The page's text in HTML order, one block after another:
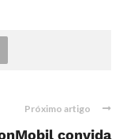
Próximo artigo
convida